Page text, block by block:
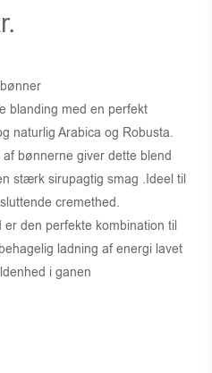
pris
er:
60,00 kr..
blanding med en perfekt
naturlig Arabica og Robusta.
bønnerne giver dette blend
stærk sirupagtig smag .Ideel til
cremethed.
den perfekte kombination til
ladning af energi lavet
i ganen